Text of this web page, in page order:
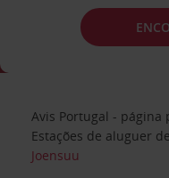
Avis Portugal - página
Estações de aluguer
Joensuu